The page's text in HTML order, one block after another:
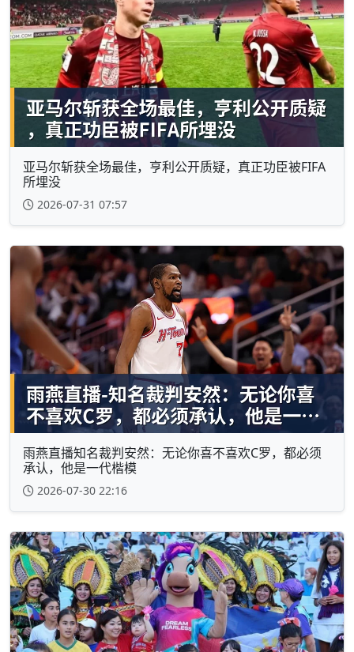
亚马尔斩获全场最佳，亨利公开质疑，真正功臣被FIFA
所埋没
2026-07-31 07:57
雨燕直播知名裁判安然：无论你喜不喜欢C罗，都必须
承认，他是一代楷模
2026-07-30 22:16